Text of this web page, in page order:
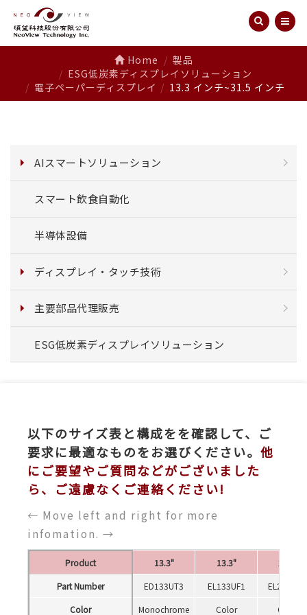
Home
製品
ESG低炭素ディスプレイソリューション
電子ペーパーディスプレイ
13.3 インチ~31.5 インチ
AIスマートソリューション
スマート飲食自動化
半導体設備
ディスプレイ・タッチ技術
主要部品代理販売
ESG低炭素ディスプレイソリューション
以下のサイズ表と構成をを確認して、ご
要求に最適なものをお選びください。 他
にご要望やご質問などがございました
ら、ご遠慮なくご連絡ください!
← Move left and right for more
infomation. →
Product 13.3" 13.3"
25.3"
Part Number
ED133UT3 EL133UF1
Color
Monochrome Color
Color